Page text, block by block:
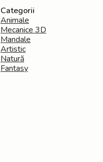
Categorii
Animale
Mecanice 3D
Mandale
Artistic
Natură
Fantasy